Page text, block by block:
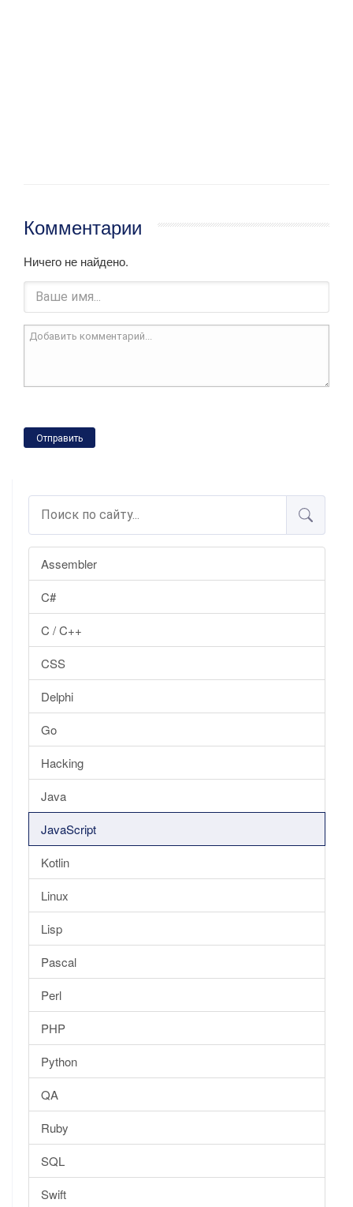
Assembler
C#
C / C++
CSS
Delphi
Go
Hacking
Java
JavaScript
Kotlin
Linux
Lisp
Pascal
Perl
PHP
Python
QA
Ruby
SQL
Swift
Комментарии
Ничего не найдено.
Отправить